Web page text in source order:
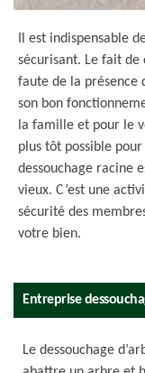
Il est indispensable
sécurisant. Le fait
faute de la présence
son bon
la famille et pour le
plus tôt possible
dessouchage racine
vieux. C’est une
sécurité des
votre bien.
Entreprise
Le dessouchage